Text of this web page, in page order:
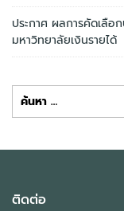
ประกาศ ผลการคัดเลื
มหาวิทยาลัยเงินรายได้
ค้นหา
สำหรับ:
ติดต่อ